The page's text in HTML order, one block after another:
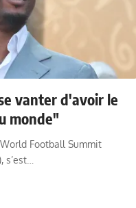
vanter d'avoir le
monde"
Football Summit